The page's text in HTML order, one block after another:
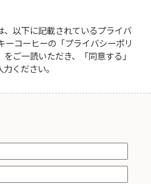
以下に記載されているプライバ
ーコーヒーの「プライバシーポリ
ご一読いただき、「同意する」
ください。